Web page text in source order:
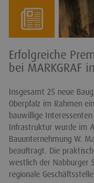
Erfolgreiche
bei MARKGRAF
Insgesamt 25 neue
Oberpfalz im Rahmen
bauwillige
Infrastruktur wurde im
Bauunternehmung W.
beauftragt. Die
westlich der Nabburger
regionale